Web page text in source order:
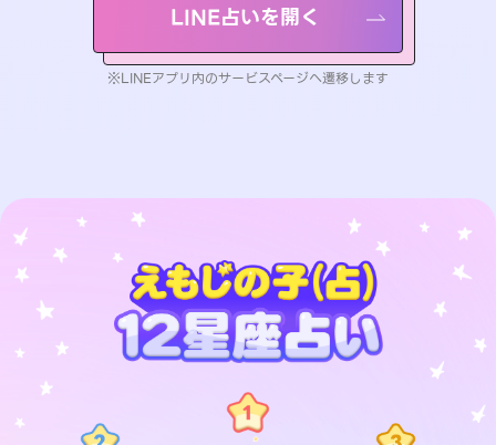
LINE占いを開く
※LINEアプリ内のサービスページへ遷移します